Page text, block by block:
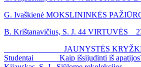
G. Ivaškienė MOKSLININKĖS
B. Krištanavičius, S. J. 44 VIRTUVĖS
JAUNYSTĖS
Studentai Kaip išsijudinti iš